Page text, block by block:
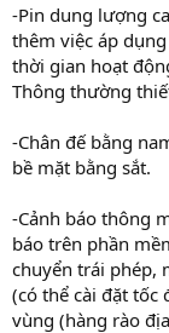
-Pin dung lượng
thêm việc áp
thời gian hoạt
Thông thường
-Chân đế bằng
bề mặt bằng sắt.
-Cảnh báo thông
báo trên phần
chuyển trái phép,
(có thể cài đặt tốc
vùng (hàng rào